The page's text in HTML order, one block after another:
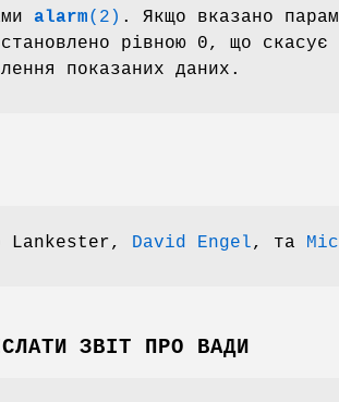
alarm(2) . Якщо вказано
рівною 0, що скасує
показаних даних.
Lankester, David Engel, та
ЗВІТ ПРО ВАДИ